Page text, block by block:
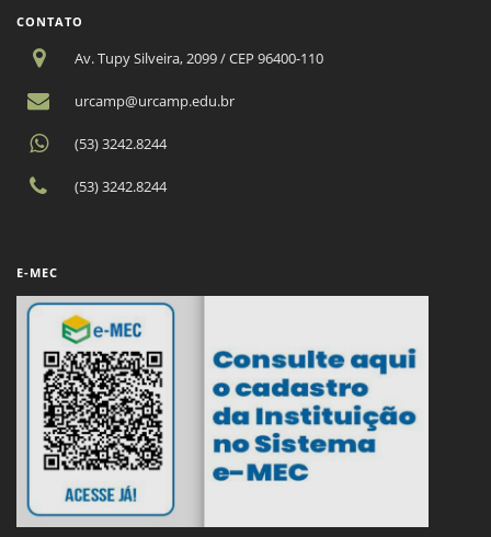
CONTATO
Av. Tupy Silveira, 2099 / CEP 96400-110
urcamp@urcamp.edu.br
(53) 3242.8244
(53) 3242.8244
E-MEC